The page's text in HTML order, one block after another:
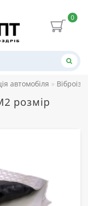
0
автомобіля
розмір